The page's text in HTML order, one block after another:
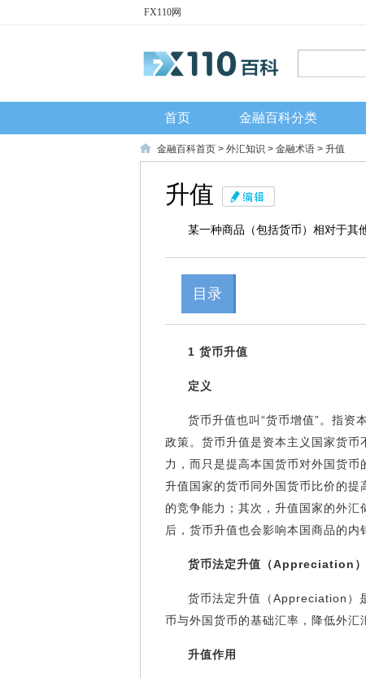
FX110网
首页 金融百科分类
金融百科首页 > 外汇知识 > 金融术语 > 升值
升值
某一种商品（包括货币）相对于其
目录
1 货币升值
定义
货币升值也叫“货币增值”。指资
政策。货币升值是资本主义国家货
力，而只是提高本国货币对外国货
升值国家的货币同外国货币比价的
的竞争能力；其次，升值国家的外
后，货币升值也会影响本国商品的内
货币法定升值（Appreciation）
货币法定升值（Appreciation）
币与外国货币的基础汇率，降低外汇
升值作用